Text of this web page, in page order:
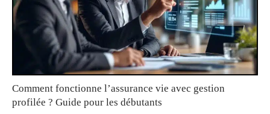
Comment fonctionne l’assurance vie avec gestion
profilée ? Guide pour les débutants